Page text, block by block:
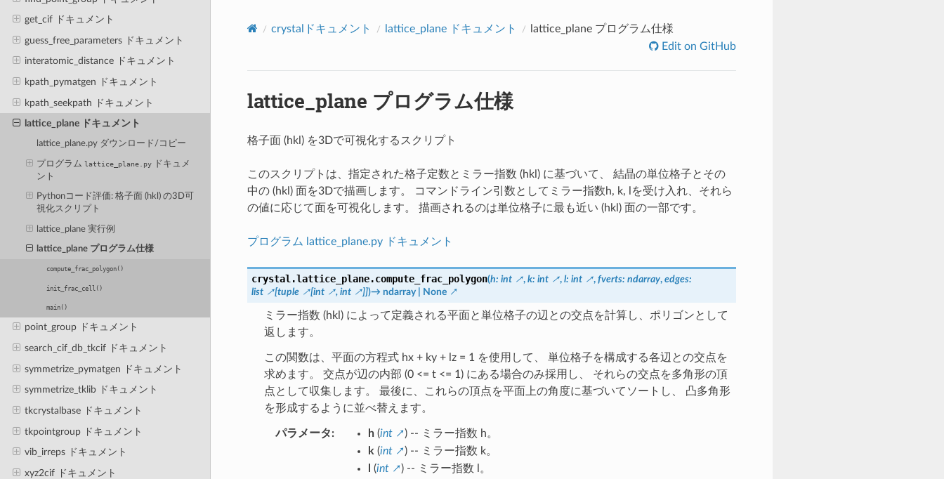
get_cif ドキュメント
guess_free_parameters ドキュメント
interatomic_distance ドキュメント
kpath_pymatgen ドキュメント
kpath_seekpath ドキュメント
lattice_plane ドキュメント
lattice_plane.py ダウンロード/コピー
プログラムlattice_plane.py
ドキュメ
ント
Pythonコード評価: 格子面 (hkl) の3D可
視化スクリプト
lattice_plane 実行例
lattice_plane プログラム仕様
compute_frac_polygon()
init_frac_cell()
main()
point_group ドキュメント
search_cif_db_tkcif ドキュメント
symmetrize_pymatgen ドキュメント
symmetrize_tklib ドキュメント
tkcrystalbase ドキュメント
tkpointgroup ドキュメント
vib_irreps ドキュメント
xyz2cif ドキュメント
crystalドキュメント lattice_plane ドキュメント
lattice_plane プログラム仕様
Edit on GitHub
lattice_plane プログラム仕様
格子面 (hkl) を3Dで可視化するスクリプト
このスクリプトは、指定された格子定数とミラー指数 (hkl) に基づいて、 結晶の単位格子とその
中の (hkl) 面を3Dで描画します。 コマンドライン引数としてミラー指数h, k, lを受け入れ、それら
の値に応じて面を可視化します。 描画されるのは単位格子に最も近い (hkl) 面の一部です。
プログラム lattice_plane.py ドキュメント
crystal.lattice_plane.compute_frac_polygon(h: int , k: int , l: int , fverts: ndarray, edges:
list
[tuple [int , int ]])→ ndarray None
ミラー指数 (hkl) によって定義される平面と単位格子の辺との交点を計算し、ポリゴンとして
返します。
この関数は、平面の方程式 hx + ky + lz = 1 を使用して、 単位格子を構成する各辺との交点を
求めます。 交点が辺の内部 (0 <= t <= 1) にある場合のみ採用し、 それらの交点を多角形の頂
点として収集します。 最後に、これらの頂点を平面上の角度に基づいてソートし、 凸多角形
を形成するように並べ替えます。
パラメータ: h(int
) -- ミラー指数 h。
k (int
) -- ミラー指数 k。
(int
) -- ミラー指数 l。